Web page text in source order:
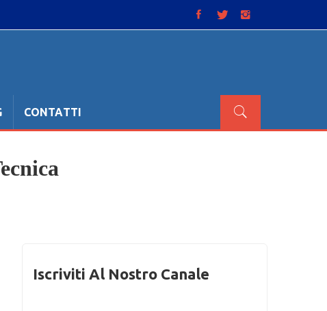
CONTATTI
Iscriviti Al Nostro Canale